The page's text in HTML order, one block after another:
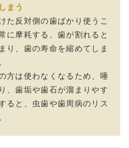
まう
た反対側の歯ばかり使うこ
に摩耗する、歯が割れると
り、歯の寿命を縮めてしま
方は使わなくなるため、唾
、歯垢や歯石が溜まりやす
ると、虫歯や歯周病のリス